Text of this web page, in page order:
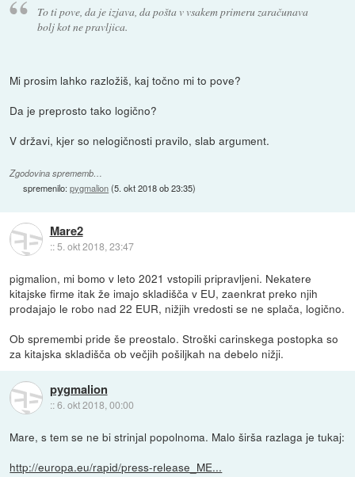
To ti pove, da je izjava, da pošta v vsakem primeru zaračunava
bolj kot ne pravljica.
Mi prosim lahko razložiš, kaj točno mi to pove?
Da je preprosto tako logično?
V državi, kjer so nelogičnosti pravilo, slab argument.
Zgodovina sprememb…
spremenilo:pygmalion(5. okt 2018 ob 23:35)
Mare2
::5. okt 2018, 23:47
pigmalion, mi bomo v leto 2021 vstopili pripravljeni. Nekatere
kitajske firme itak že imajo skladišča v EU, zaenkrat preko njih
prodajajo le robo nad 22 EUR, nižjih vredosti se ne splača, logično.
Ob spremembi pride še preostalo. Stroški carinskega postopka so
za kitajska skladišča ob večjih pošiljkah na debelo nižji.
pygmalion
::6. okt 2018, 00:00
Mare, s tem se ne bi strinjal popolnoma. Malo širša razlaga je tukaj:
http://europa.eu/rapid/press-release_ME...